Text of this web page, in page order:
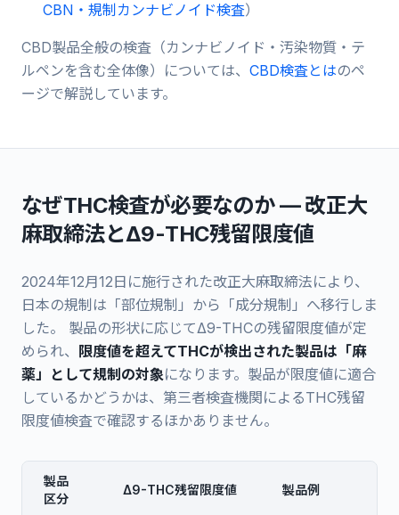
CBN・規制カンナビノイド検査）
CBD製品全般の検査（カンナビノイド・汚染物質・テ
ルペンを含む全体像）については、 CBD検査とはのペ
ージで解説しています。
なぜTHC検査が必要なのか — 改正大
麻取締法とΔ9-THC残留限度値
2024年12月12日に施行された改正大麻取締法により、
日本の規制は「部位規制」から「成分規制」へ移行しま
した。 製品の形状に応じてΔ9-THCの残留限度値が定
められ、
限度値を超えてTHCが検出された製品は「麻
薬」として規制の対象になります。製品が限度値に適合
しているかどうかは、第三者検査機関によるTHC残留
限度値検査で確認するほかありません。
製品
区分
Δ9-THC残留限度値 製品例